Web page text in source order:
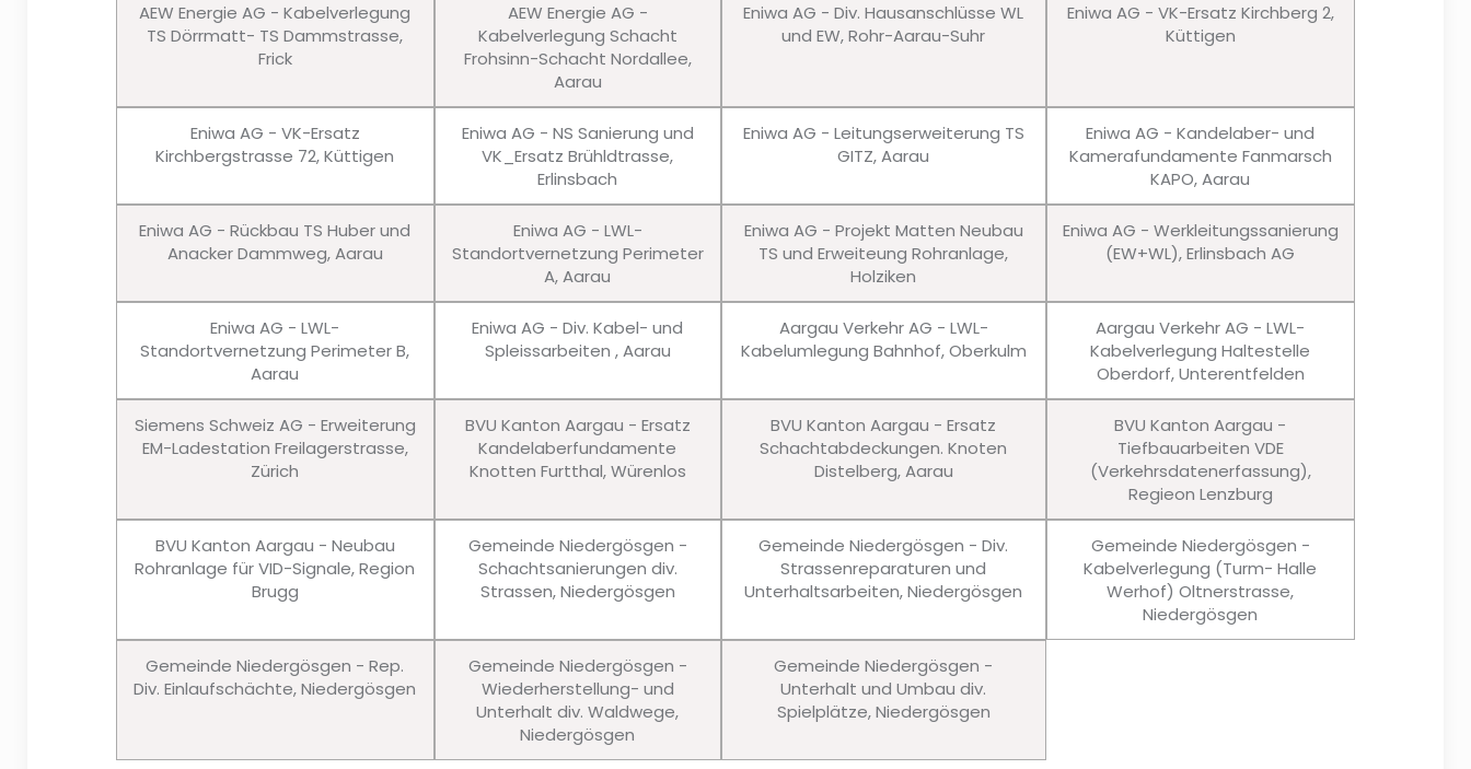
AEW Energie AG - Kabelverlegung
TS Dörrmatt- TS Dammstrasse,
Frick
AEW Energie AG -
Kabelverlegung Schacht
Frohsinn-Schacht Nordallee,
Aarau
Eniwa AG - Div. Hausanschlüsse WL
und EW, Rohr-Aarau-Suhr
Eniwa AG - VK-Ersatz Kirchberg 2,
Küttigen
Eniwa AG - VK-Ersatz
Kirchbergstrasse 72, Küttigen
Eniwa AG - NS Sanierung und
VK_Ersatz Brühldtrasse,
Erlinsbach
Eniwa AG - Leitungserweiterung TS
GITZ, Aarau
Eniwa AG - Kandelaber- und
Kamerafundamente Fanmarsch
KAPO, Aarau
Eniwa AG - Rückbau TS Huber und
Anacker Dammweg, Aarau
Eniwa AG - LWL-
Standortvernetzung Perimeter
A, Aarau
Eniwa AG - Projekt Matten Neubau
TS und Erweiteung Rohranlage,
Holziken
Eniwa AG - Werkleitungssanierung
(EW+WL), Erlinsbach AG
Eniwa AG - LWL-
Standortvernetzung Perimeter B,
Aarau
Eniwa AG - Div. Kabel- und
Spleissarbeiten , Aarau
Aargau Verkehr AG - LWL-
Kabelumlegung Bahnhof, Oberkulm
Aargau Verkehr AG - LWL-
Kabelverlegung Haltestelle
Oberdorf, Unterentfelden
Siemens Schweiz AG - Erweiterung
EM-Ladestation Freilagerstrasse,
Zürich
BVU Kanton Aargau - Ersatz
Kandelaberfundamente
Knotten Furtthal, Würenlos
BVU Kanton Aargau - Ersatz
Schachtabdeckungen. Knoten
Distelberg, Aarau
BVU Kanton Aargau -
Tiefbauarbeiten VDE
(Verkehrsdatenerfassung),
Regieon Lenzburg
BVU Kanton Aargau - Neubau
Rohranlage für VID-Signale, Region
Brugg
Gemeinde Niedergösgen -
Schachtsanierungen div.
Strassen, Niedergösgen
Gemeinde Niedergösgen - Div.
Strassenreparaturen und
Unterhaltsarbeiten, Niedergösgen
Gemeinde Niedergösgen -
Kabelverlegung (Turm- Halle
Werhof) Oltnerstrasse,
Niedergösgen
Gemeinde Niedergösgen - Rep.
Div. Einlaufschächte, Niedergösgen
Gemeinde Niedergösgen -
Wiederherstellung- und
Unterhalt div. Waldwege,
Niedergösgen
Gemeinde Niedergösgen -
Unterhalt und Umbau div.
Spielplätze, Niedergösgen